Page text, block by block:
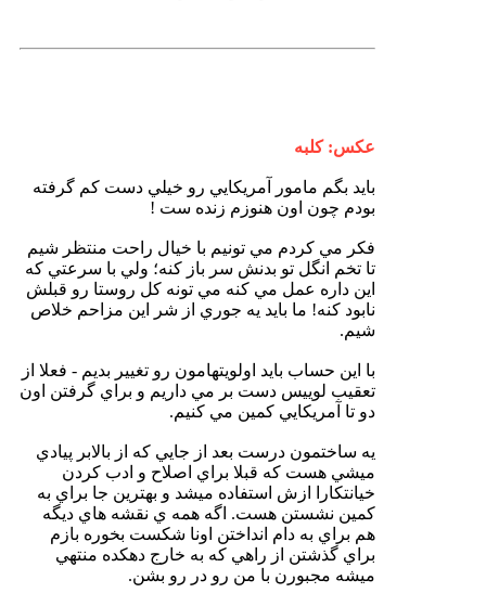
عكس: كلبه
بايد بگم مامور آمريكايي رو خيلي دست كم گرفته
بودم چون اون هنوزم زنده ست !
فكر مي كردم مي تونيم با خيال راحت منتظر شيم
تا تخم انگل تو بدنش سر باز كنه؛ ولي با سرعتي كه
اين داره عمل مي كنه مي تونه كل روستا رو قبلش
نابود كنه! ما بايد يه جوري از شر اين مزاحم خلاص
شيم.
با اين حساب بايد اولويتهامون رو تغيير بديم - فعلا از
تعقيب لوييس دست بر مي داريم و براي گرفتن اون
دو تا آمريكايي كمين مي كنيم.
يه ساختمون درست بعد از جايي كه از بالابر پيادي
ميشي هست كه قبلا براي اصلاح و ادب كردن
خيانتكارا ازش استفاده ميشد و بهترين جا براي به
كمين نشستن هست. اگه همه ي نقشه هاي ديگه
هم براي به دام انداختن اونا شكست بخوره بازم
براي گذشتن از راهي كه به خارج دهكده منتهي
ميشه مجبورن با من رو در رو بشن.